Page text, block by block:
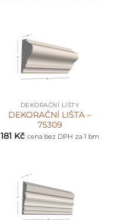
DEKORAČNÍ LIŠTY
DEKORAČNÍ LIŠTA –
75309
181 Kč cena bez DPH za 1 bm